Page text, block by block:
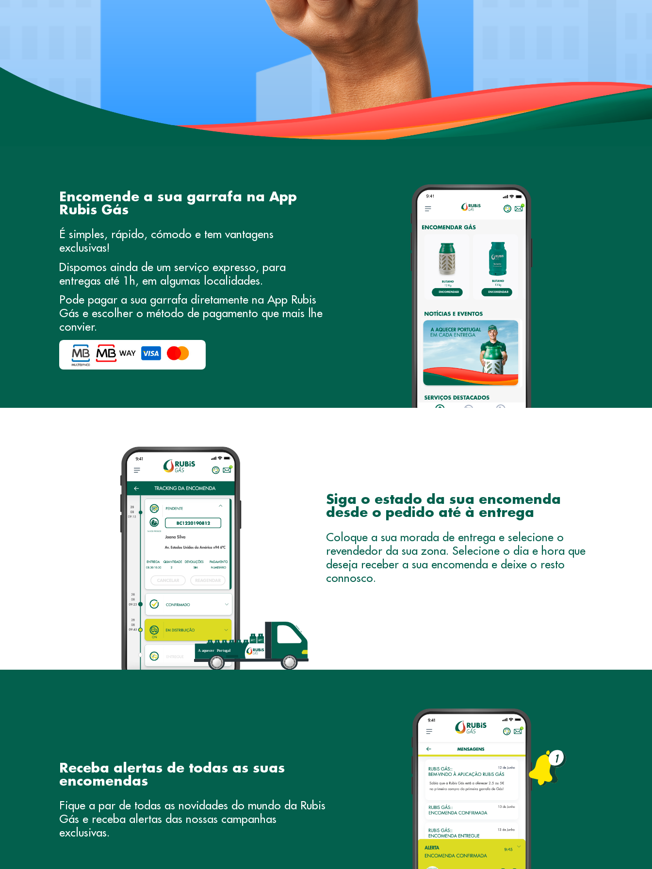
Encomende a sua garrafa na App
Rubis Gás
É simples, rápido, cómodo e tem vantagens
exclusivas!
Dispomos ainda de um serviço expresso, para
entregas até 1h, em algumas localidades.
Pode pagar a sua garrafa diretamente na App Rubis
Gás e escolher o método de pagamento que mais lhe
convier.
Siga o estado da sua encomenda
desde o pedido até à entrega
Coloque a sua morada de entrega e selecione o
revendedor da sua zona. Selecione o dia e hora que
deseja receber a sua encomenda e deixe o resto
connosco.
Receba alertas de todas as suas
encomendas
Fique a par de todas as novidades do mundo da Rubis
Gás e receba alertas das nossas campanhas
exclusivas.